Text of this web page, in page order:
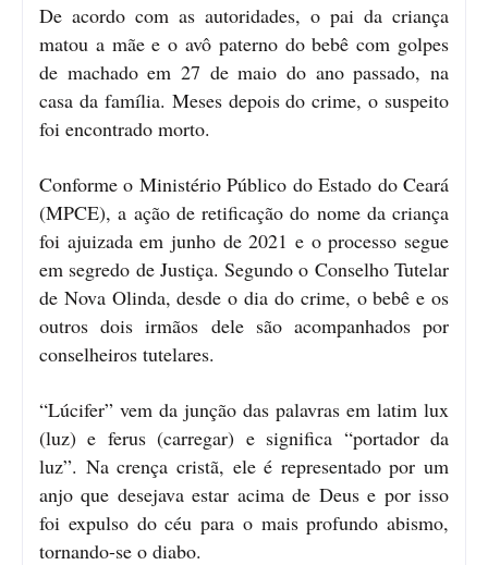
De acordo com as autoridades, o pai da criança
matou a mãe e o avô paterno do bebê com golpes
de machado em 27 de maio do ano passado, na
casa da família. Meses depois do crime, o suspeito
foi encontrado morto.
Conforme o Ministério Público do Estado do Ceará
(MPCE), a ação de retificação do nome da criança
foi ajuizada em junho de 2021 e o processo segue
em segredo de Justiça. Segundo o Conselho Tutelar
de Nova Olinda, desde o dia do crime, o bebê e os
outros dois irmãos dele são acompanhados por
conselheiros tutelares.
“Lúcifer” vem da junção das palavras em latim lux
(luz) e ferus (carregar) e significa “portador da
luz”. Na crença cristã, ele é representado por um
anjo que desejava estar acima de Deus e por isso
foi expulso do céu para o mais profundo abismo,
tornando-se o diabo.